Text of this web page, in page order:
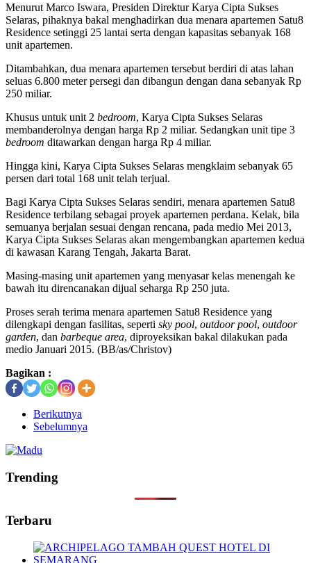
Menurut Marco Iswara, Presiden Direktur Karya Cipta Sukses
Selaras, pihaknya bakal menghadirkan dua menara apartemen Satu8
Residence setinggi 25 lantai serta dengan kapasitas sebanyak 168
unit apartemen.
Ditambahkan, dua menara apartemen tersebut berdiri di atas lahan
seluas 6.800 meter persegi dan dibangun dengan dana sebanyak Rp
250 miliar.
Khusus untuk unit 2 bedroom, Karya Cipta Sukses Selaras
membanderolnya dengan harga Rp 2 miliar. Sedangkan unit tipe 3
bedroom ditawarkan dengan harga Rp 4 miliar.
Hingga kini, Karya Cipta Sukses Selaras mengklaim sebanyak 65
persen dari total 168 unit telah terjual.
Bagi Karya Cipta Sukses Selaras sendiri, menara apartemen Satu8
Residence terbilang sebagai proyek apartemen perdana. Kelak, bila
semuanya berjalan sesuai dengan rencana, pada medio Mei 2013,
Karya Cipta Sukses Selaras akan mengembangkan apartemen kedua
di kawasan Karang Tengah, Jakarta Barat.
Masing-masing unit apartemen yang menyasar kelas menengah ke
bawah itu direncanakan dijual seharga Rp 250 juta.
Proses serah terima menara apartemen Satu8 Residence yang
dilengkapi dengan fasilitas, seperti sky pool, outdoor pool, outdoor
garden, dan barbeque area, diproyeksikan bakal dilakukan pada
medio Januari 2015. (BB/as/Christov)
Bagikan :
Berikutnya
Sebelumnya
Trending
Terbaru